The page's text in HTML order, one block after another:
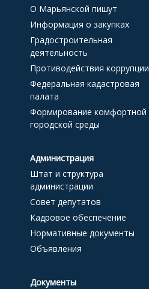
О Марьянской пишут
Информация о закупках
Градостроительная
деятельность
Противодействия коррупции
Федеральная кадастровая
палата
Формирование комфортной
городской среды
Администрация
Штат и структура
администрации
Совет депутатов
Кадровое обеспечение
Нормативные документы
Объявления
Документы